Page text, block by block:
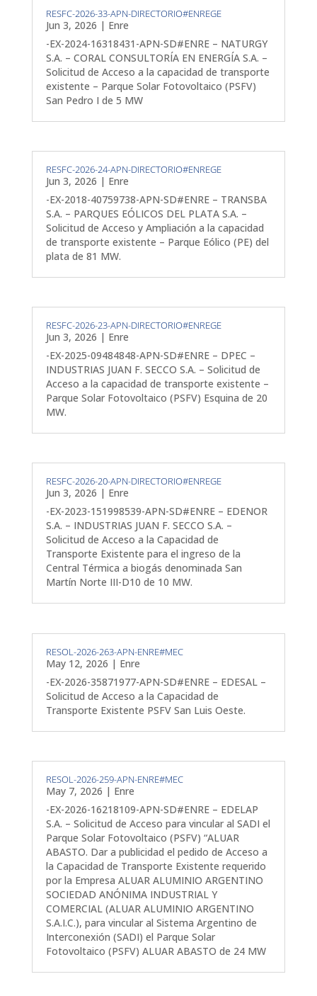
RESFC-2026-33-APN-DIRECTORIO#ENREGE
Jun 3, 2026 | Enre
-EX-2024-16318431-APN-SD#ENRE – NATURGY
S.A. – CORAL CONSULTORÍA EN ENERGÍA S.A. –
Solicitud de Acceso a la capacidad de transporte
existente – Parque Solar Fotovoltaico (PSFV)
San Pedro I de 5 MW
RESFC-2026-24-APN-DIRECTORIO#ENREGE
Jun 3, 2026 | Enre
-EX-2018-40759738-APN-SD#ENRE – TRANSBA
S.A. – PARQUES EÓLICOS DEL PLATA S.A. –
Solicitud de Acceso y Ampliación a la capacidad
de transporte existente – Parque Eólico (PE) del
plata de 81 MW.
RESFC-2026-23-APN-DIRECTORIO#ENREGE
Jun 3, 2026 | Enre
-EX-2025-09484848-APN-SD#ENRE – DPEC –
INDUSTRIAS JUAN F. SECCO S.A. – Solicitud de
Acceso a la capacidad de transporte existente –
Parque Solar Fotovoltaico (PSFV) Esquina de 20
MW.
RESFC-2026-20-APN-DIRECTORIO#ENREGE
Jun 3, 2026 | Enre
-EX-2023-151998539-APN-SD#ENRE – EDENOR
S.A. – INDUSTRIAS JUAN F. SECCO S.A. –
Solicitud de Acceso a la Capacidad de
Transporte Existente para el ingreso de la
Central Térmica a biogás denominada San
Martín Norte III-D10 de 10 MW.
RESOL-2026-263-APN-ENRE#MEC
May 12, 2026 | Enre
-EX-2026-35871977-APN-SD#ENRE – EDESAL –
Solicitud de Acceso a la Capacidad de
Transporte Existente PSFV San Luis Oeste.
RESOL-2026-259-APN-ENRE#MEC
May 7, 2026 | Enre
-EX-2026-16218109-APN-SD#ENRE – EDELAP
S.A. – Solicitud de Acceso para vincular al SADI el
Parque Solar Fotovoltaico (PSFV) “ALUAR
ABASTO. Dar a publicidad el pedido de Acceso a
la Capacidad de Transporte Existente requerido
por la Empresa ALUAR ALUMINIO ARGENTINO
SOCIEDAD ANÓNIMA INDUSTRIAL Y
COMERCIAL (ALUAR ALUMINIO ARGENTINO
S.A.I.C.), para vincular al Sistema Argentino de
Interconexión (SADI) el Parque Solar
Fotovoltaico (PSFV) ALUAR ABASTO de 24 MW